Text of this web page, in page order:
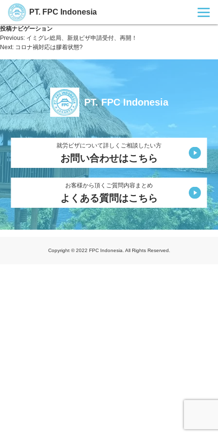
PT. FPC Indonesia
投稿ナビゲーション
Previous: イミグレ総局、新規ビザ申請受付、再開！
Next: コロナ禍対応は膠着状態?
PT. FPC Indonesia
就労ビザについて詳しくご相談したい方
お問い合わせはこちら
お客様から頂くご質問内容まとめ
よくある質問はこちら
Copyright © 2022 FPC Indonesia. All Rights Reserved.